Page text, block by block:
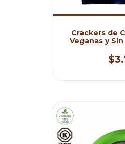
Crackers de
Veganas y